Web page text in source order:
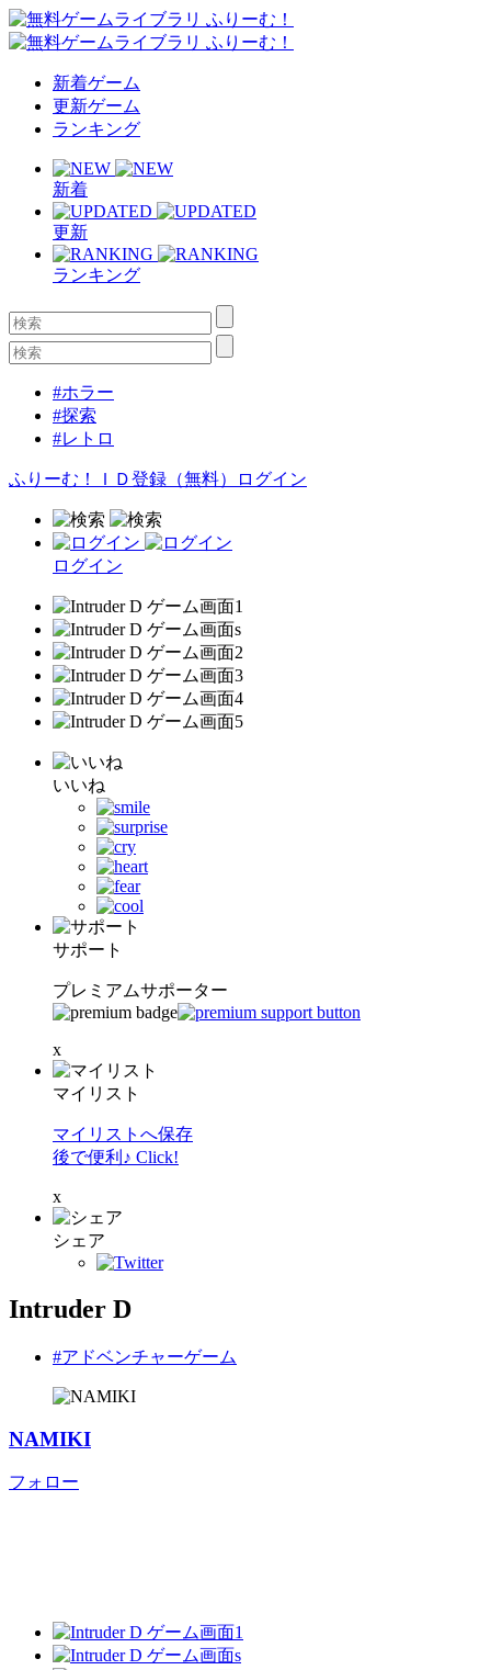
新着ゲーム
更新ゲーム
ランキング
新着
更新
ランキング
#ホラー
#探索
#レトロ
ふりーむ！ＩＤ登録（無料） ログイン
ログイン
いいね
サポート
プレミアムサポーター
x
マイリスト
マイリストへ保存
後で便利♪ Click!
x
シェア
Intruder D
#アドベンチャーゲーム
NAMIKI
フォロー